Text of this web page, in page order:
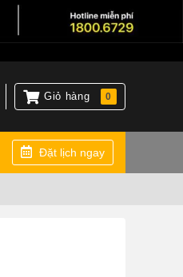
Giỏ hàng 0
Đặt lịch ngay